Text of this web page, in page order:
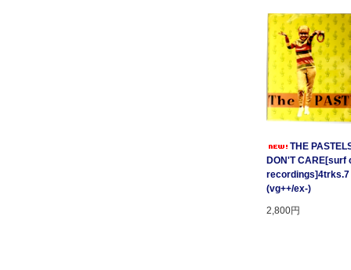
THE
DON'T CARE[surf
recordings]4trks.7
(vg++/ex-)
2,800円